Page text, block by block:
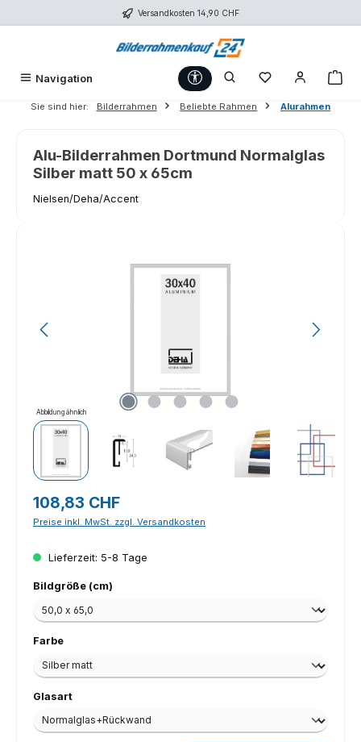
Zum Hauptinhalt springen Versandkosten 14,90 CHF
Navigation Werkzeugleiste anzeigen
Du hast 0
Sie sind hier: Bilderrahmen Beliebte Rahmen Alurahmen
Alu-Bilderrahmen Dortmund Normalglas
Silber matt 50 x 65cm
Nielsen/Deha/Accent
Abbildung ähnlich
Regulärer Preis:
108,83 CHF
Preise inkl. MwSt. zzgl. Versandkosten
Lieferzeit: 5-8 Tage
Bildgröße (cm)
Farbeauswählen
Glasartauswählen